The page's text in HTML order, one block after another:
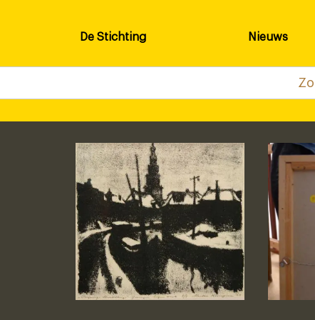
De Stichting Nieuws